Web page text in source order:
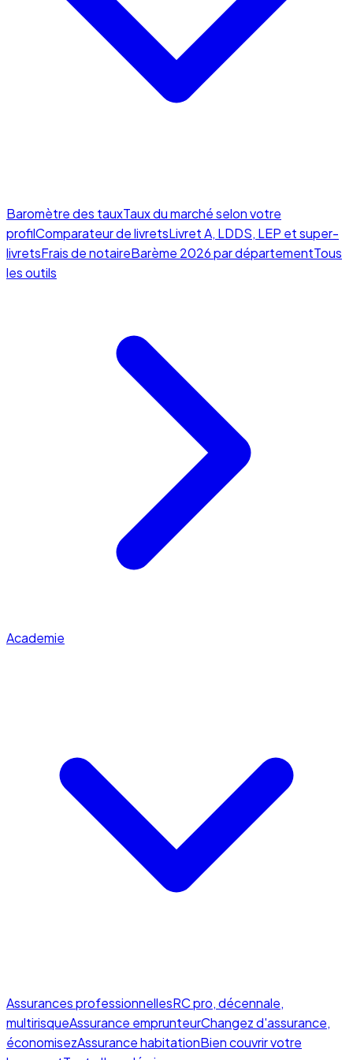
Baromètre des tauxTaux du marché selon votre
profilComparateur de livretsLivret A, LDDS, LEP et super-
livretsFrais de notaireBarème 2026 par départementTous
les outils
Academie
Assurances professionnellesRC pro, décennale,
multirisqueAssurance emprunteurChangez d'assurance,
économisezAssurance habitationBien couvrir votre